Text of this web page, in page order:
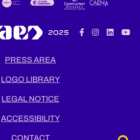
PRESS AREA
LOGO LIBRARY
LEGAL NOTICE
ACCESSIBILITY
CONTACT